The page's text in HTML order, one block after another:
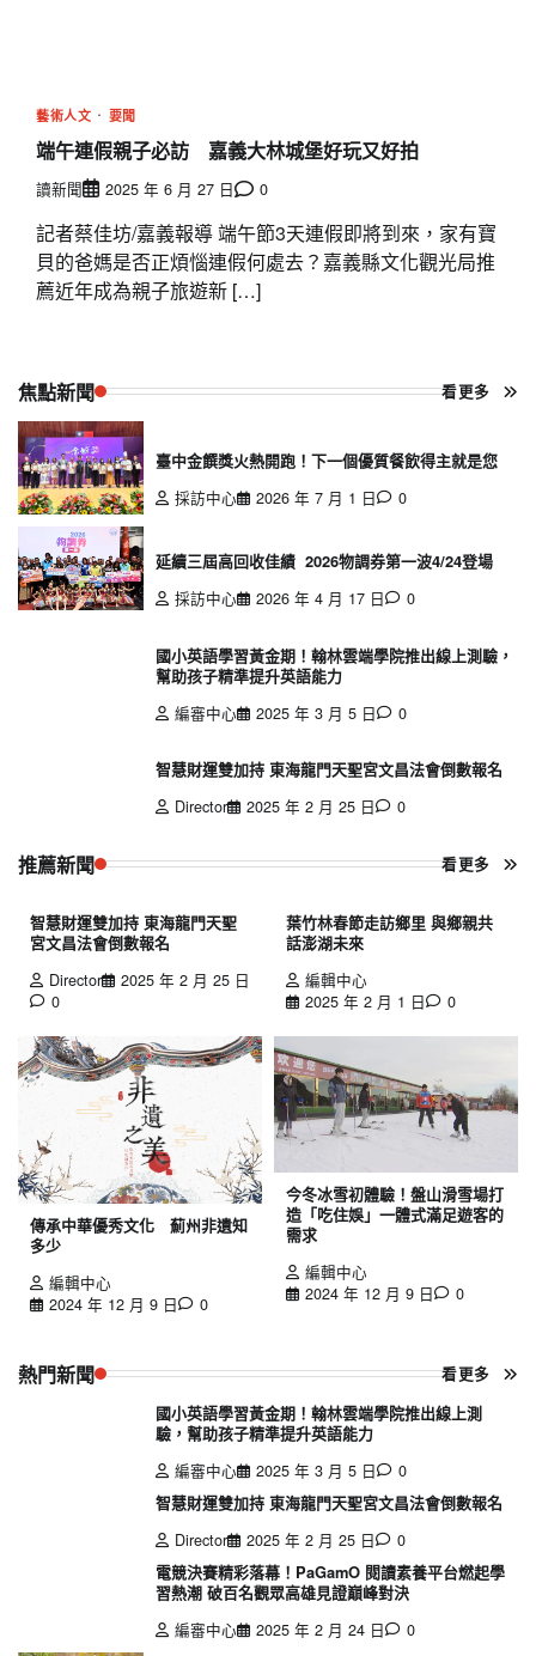
藝術人文 要聞
端午連假親子必訪 嘉義大林城堡好玩又好拍
讀新聞 2025 年 6 月 27 日 0
記者蔡佳坊/嘉義報導 端午節3天連假即將到來，家有寶
貝的爸媽是否正煩惱連假何處去？嘉義縣文化觀光局推
薦近年成為親子旅遊新 […]
焦點新聞 看更多
臺中金饌獎火熱開跑！下一個優質餐飲得主就是您
採訪中心
2026 年 7 月 1 日 0
延續三屆高回收佳績 2026物調券第一波4/24登場
採訪中心
2026 年 4 月 17 日 0
國小英語學習黃金期！翰林雲端學院推出線上測驗，
幫助孩子精準提升英語能力
編審中心
2025 年 3 月 5 日 0
智慧財運雙加持 東海龍門天聖宮文昌法會倒數報名
Director
2025 年 2 月 25 日 0
推薦新聞 看更多
智慧財運雙加持 東海龍門天聖
宮文昌法會倒數報名
Director
2025 年 2 月 25 日
0
葉竹林春節走訪鄉里 與鄉親共
話澎湖未來
編輯中心
2025 年 2 月 1 日
0
傳承中華優秀文化 薊州非遺知
多少
編輯中心
2024 年 12 月 9 日
0
今冬冰雪初體驗！盤山滑雪場打
造「吃住娛」一體式滿足遊客的
需求
編輯中心
2024 年 12 月 9 日
0
熱門新聞 看更多
國小英語學習黃金期！翰林雲端學院推出線上測
驗，幫助孩子精準提升英語能力
編審中心
2025 年 3 月 5 日
0
智慧財運雙加持 東海龍門天聖宮文昌法會倒數報名
Director
2025 年 2 月 25 日
0
電競決賽精彩落幕！PaGamO 閱讀素養平台燃起學
習熱潮 破百名觀眾高雄見證巔峰對決
編審中心
2025 年 2 月 24 日 0